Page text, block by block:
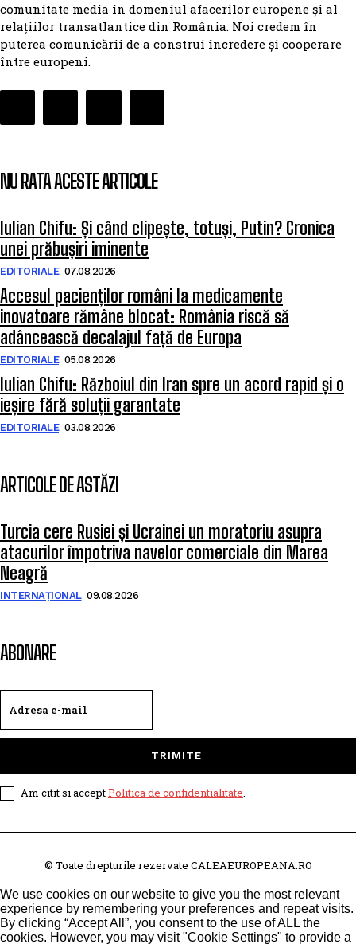
comunitate media în domeniul afacerilor europene și al
relațiilor transatlantice din România. Noi credem în
puterea comunicării de a construi încredere și cooperare
între europeni.
NU RATA ACESTE ARTICOLE
Iulian Chifu: Și când clipește, totuși, Putin? Cronica
unei prăbușiri iminente
EDITORIALE 07.08.2026
Accesul pacienților români la medicamente
inovatoare rămâne blocat: România riscă să
adâncească decalajul față de Europa
EDITORIALE 05.08.2026
Iulian Chifu: Războiul din Iran spre un acord rapid și o
ieșire fără soluții garantate
EDITORIALE 03.08.2026
ARTICOLE DE ASTĂZI
Turcia cere Rusiei și Ucrainei un moratoriu asupra
atacurilor împotriva navelor comerciale din Marea
Neagră
INTERNAȚIONAL 09.08.2026
ABONARE
TRIMITE
Am citit si acceptPolitica de confidentialitate.
© Toate drepturile rezervate CALEAEUROPEANA.RO
We use cookies on our website to give you the most relevant
experience by remembering your preferences and repeat visits.
By clicking “Accept All”, you consent to the use of ALL the
cookies. However, you may visit "Cookie Settings" to provide a